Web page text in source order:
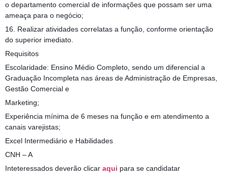
o departamento comercial de informações que possam ser uma
ameaça para o negócio;
16. Realizar atividades correlatas a função, conforme orientação
do superior imediato.
Requisitos
Escolaridade: Ensino Médio Completo, sendo um diferencial a
Graduação Incompleta nas áreas de Administração de Empresas,
Gestão Comercial e
Marketing;
Experiência mínima de 6 meses na função e em atendimento a
canais varejistas;
Excel Intermediário e Habilidades
CNH – A
Inteteressados deverão clicar aqui para se candidatar